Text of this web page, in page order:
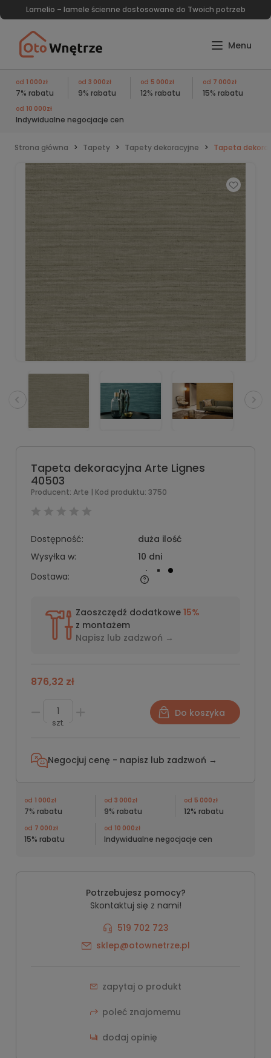
Lamelio – lamele ścienne dostosowane do Twoich potrzeb
od 1 000zł
7% rabatu
od 3 000zł
9% rabatu
od 5 000zł
12% rabatu
od 7 000zł
15% rabatu
od 10 000zł
Indywidualne negocjacje cen
Strona główna Tapety Tapety dekoracyjne Tapeta
Tapeta dekoracyjna Arte Lignes
40503
Producent: Arte | Kod produktu: 3750
Dostępność:
duża ilość
Wysyłka w:
10 dni
Dostawa:
Zaoszczędź dodatkowe 15%
z montażem
Napisz lub zadzwoń →
876,32 zł
szt.
Do koszyka
Negocjuj cenę - napisz lub zadzwoń →
od 1 000zł
7% rabatu
od 3 000zł
9% rabatu
od 5 000zł
12% rabatu
od 7 000zł
15% rabatu
od 10 000zł
Indywidualne negocjacje cen
Potrzebujesz pomocy?
Skontaktuj się z nami!
519 702 723
sklep@otownetrze.pl
zapytaj o produkt
poleć znajomemu
dodaj opinię